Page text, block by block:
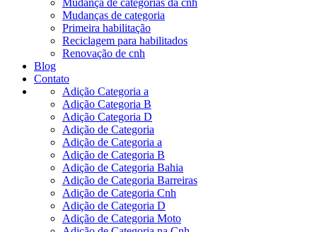
Mudanças de categoria
Primeira habilitação
Reciclagem para habilitados
Renovação de cnh
Blog
Contato
Adição Categoria a
Adição Categoria B
Adição Categoria D
Adição de Categoria
Adição de Categoria a
Adição de Categoria B
Adição de Categoria Bahia
Adição de Categoria Barreiras
Adição de Categoria Cnh
Adição de Categoria D
Adição de Categoria Moto